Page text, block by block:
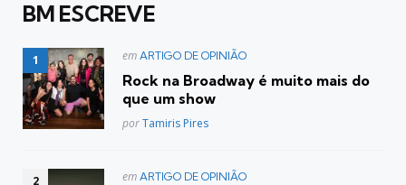
BM ESCREVE
Postado
em ARTIGO DE OPINIÃO
Rock na Broadway é muito mais do
que um show
Posted
porTamiris Pires
Postado
em ARTIGO DE OPINIÃO